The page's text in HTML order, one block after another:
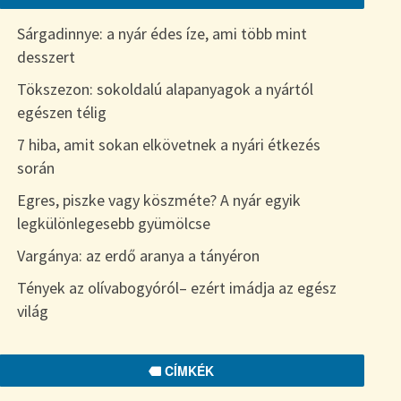
Sárgadinnye: a nyár édes íze, ami több mint
desszert
Tökszezon: sokoldalú alapanyagok a nyártól
egészen télig
7 hiba, amit sokan elkövetnek a nyári étkezés
során
Egres, piszke vagy köszméte? A nyár egyik
legkülönlegesebb gyümölcse
Vargánya: az erdő aranya a tányéron
Tények az olívabogyóról– ezért imádja az egész
világ
CÍMKÉK